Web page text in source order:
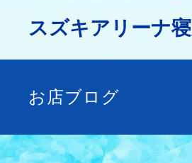
スズキアリーナ寝
お店ブログ